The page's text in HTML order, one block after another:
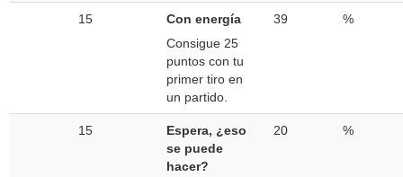
15
Con energía
Consigue 25
puntos con tu
primer tiro en
un partido.
39 %
15
Espera, ¿eso
se puede
hacer?
20 %